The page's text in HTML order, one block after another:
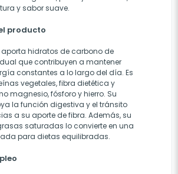
y sabor suave.
producto
aporta hidratos de carbono de
que contribuyen a mantener
constantes a lo largo del día. Es
vegetales, fibra dietética y
magnesio, fósforo y hierro. Su
la función digestiva y el tránsito
a su aporte de fibra. Además, su
saturadas lo convierte en una
para dietas equilibradas.